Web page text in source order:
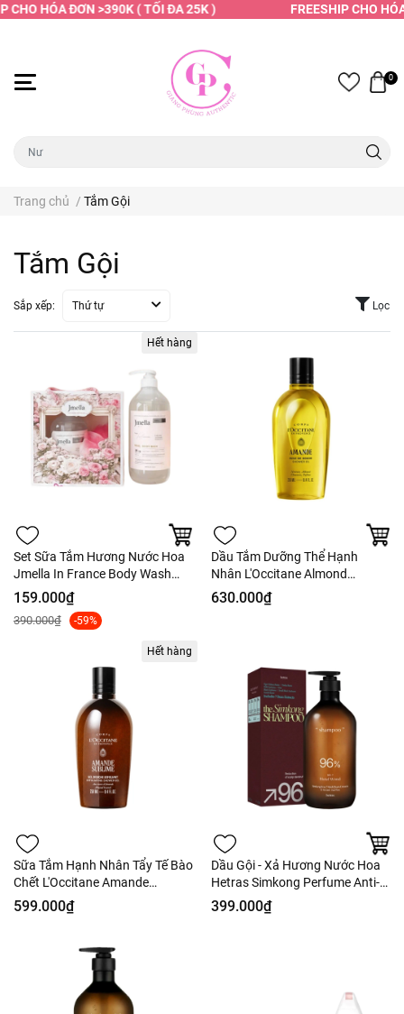
CHO HÓA ĐƠN >390K ( TỐI ĐA 25K ) FREESHIP CHO
0
Trang chủ / Tắm Gội
Tắm Gội
Sắp xếp: Thứ tự Lọc
Hết hàng
Set Sữa Tắm Hương Nước Hoa
Jmella In France Body Wash
500ml Kèm Bông Tắm - Hàng
159.000₫
390.000₫ -59%
Dầu Tắm Dưỡng Thể Hạnh
Nhân L'Occitane Almond
Shower Oil 250ml - Nobox -
Hàng Duty
630.000₫
Hết hàng
Sữa Tắm Hạnh Nhân Tẩy Tế Bào
Chết L'Occitane Amande
Sublime Shower Gel 250ml -
Nobox - Hàng Duty
599.000₫
Dầu Gội - Xả Hương Nước Hoa
Hetras Simkong Perfume Anti-
Hair Loss 1013ml Fullbox -
Hàng Công Ty
399.000₫